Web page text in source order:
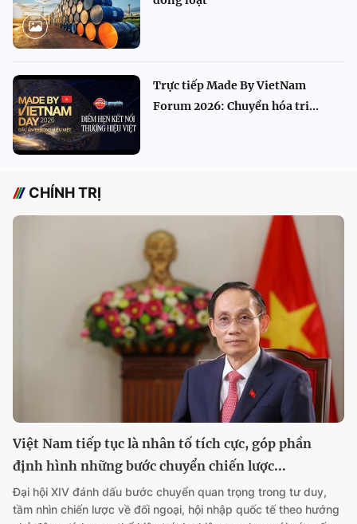
Trực tiếp Made By VietNam
Forum 2026: Chuyển hóa tri...
CHÍNH TRỊ
Việt Nam tiếp tục là nhân tố tích cực, góp phần
định hình những bước chuyển chiến lược...
Đại hội XIV đánh dấu bước chuyển quan trọng trong tư duy,
tầm nhìn chiến lược về đối ngoại, hội nhập quốc tế theo hướng